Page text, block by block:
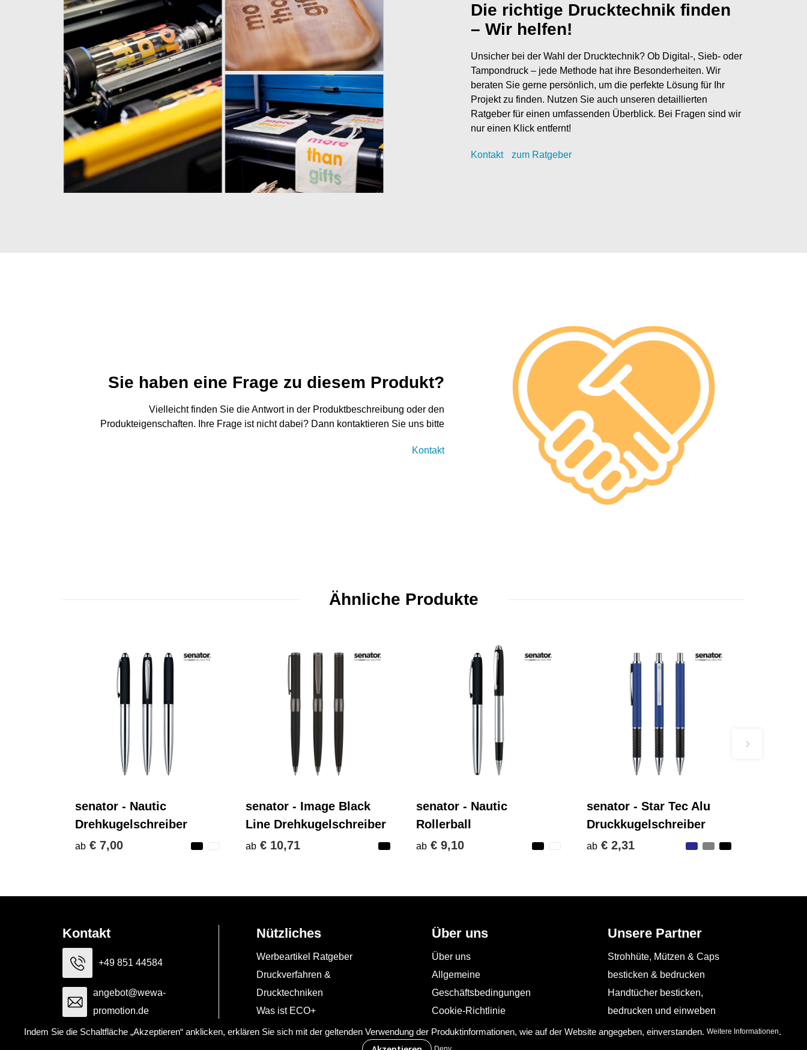
Die richtige Drucktechnik finden
– Wir helfen!
Unsicher bei der Wahl der Drucktechnik? Ob Digital-, Sieb- oder
Tampondruck – jede Methode hat ihre Besonderheiten. Wir
beraten Sie gerne persönlich, um die perfekte Lösung für Ihr
Projekt zu finden. Nutzen Sie auch unseren detaillierten
Ratgeber für einen umfassenden Überblick. Bei Fragen sind wir
nur einen Klick entfernt!
Kontakt zum Ratgeber
Sie haben eine Frage zu diesem Produkt?
Vielleicht finden Sie die Antwort in der Produktbeschreibung oder den
Produkteigenschaften. Ihre Frage ist nicht dabei? Dann kontaktieren Sie uns bitte
Kontakt
Ähnliche Produkte
senator - Nautic
Drehkugelschreiber
ab € 7,00
senator - Image Black
Line Drehkugelschreiber
ab € 10,71
senator - Nautic
Rollerball
ab € 9,10
senator - Star Tec Alu
Druckkugelschreiber
ab € 2,31
Kontakt
+49 851 44584
angebot@wewa-
promotion.de
Nützliches
Werbeartikel Ratgeber
Druckverfahren &
Drucktechniken
Was ist ECO+
Über uns
Über uns
Allgemeine
Geschäftsbedingungen
Cookie-Richtlinie
Impressum
Datenschutzerklärung
Unsere Partner
Strohhüte, Mützen & Caps
besticken & bedrucken
Handtücher besticken,
bedrucken und einweben
Schürzen bedrucken
Indem Sie die Schaltfläche „Akzeptieren“ anklicken, erklären Sie sich mit der geltenden Verwendung der Produktinformationen, wie auf der Website angegeben, einverstanden. Weitere Informationen.